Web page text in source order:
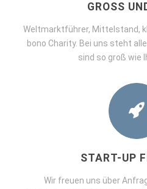
GROSS
Weltmarktführer, Mittelstand,
bono Charity. Bei uns steht
sind so groß wie
START-UP
Wir freuen uns über